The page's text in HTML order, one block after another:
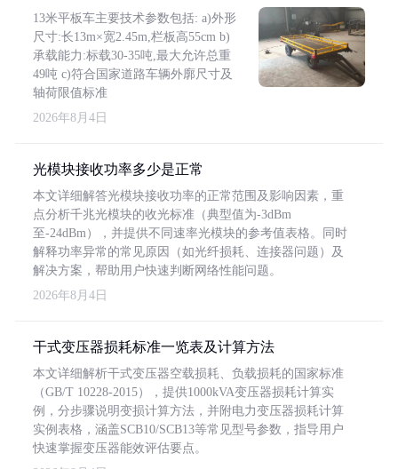
13米平板车主要技术参数包括: a)外形
尺寸:长13m×宽2.45m,栏板高55cm b)
承载能力:标载30-35吨,最大允许总重
49吨 c)符合国家道路车辆外廓尺寸及
轴荷限值标准
2026年8月4日
光模块接收功率多少是正常
本文详细解答光模块接收功率的正常范围及影响因素，重
点分析千兆光模块的收光标准（典型值为-3dBm
至-24dBm），并提供不同速率光模块的参考值表格。同时
解释功率异常的常见原因（如光纤损耗、连接器问题）及
解决方案，帮助用户快速判断网络性能问题。
2026年8月4日
干式变压器损耗标准一览表及计算方法
本文详细解析干式变压器空载损耗、负载损耗的国家标准
（GB/T 10228-2015），提供1000kVA变压器损耗计算实
例，分步骤说明变损计算方法，并附电力变压器损耗计算
实例表格，涵盖SCB10/SCB13等常见型号参数，指导用户
快速掌握变压器能效评估要点。